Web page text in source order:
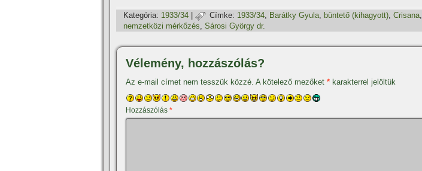
Kategória: 1933/34 Címke: 1933/34, Barátky Gyula, büntető (kihagyott), Crisana,
nemzetközi mérkőzés, Sárosi György dr.
Vélemény, hozzászólás?
Az e-mail címet nem tesszük közzé. A kötelező mezőket * karakterrel jelöltük
Hozzászólás *